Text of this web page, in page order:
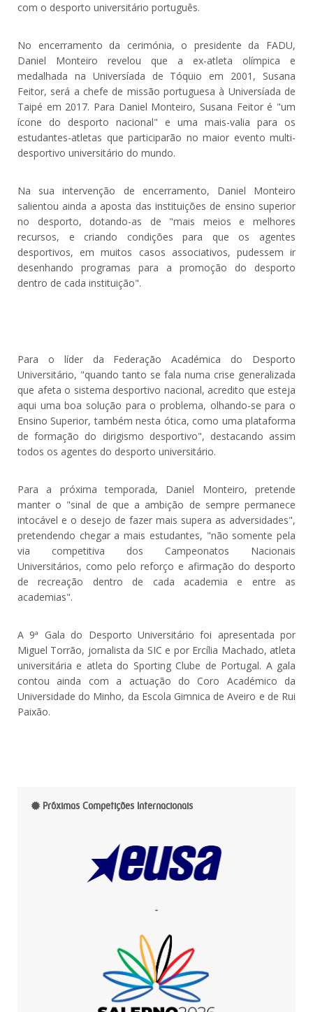
com o desporto universitário português.
No encerramento da cerimónia, o presidente da FADU,
Daniel Monteiro revelou que a ex-atleta olímpica e
medalhada na Universíada de Tóquio em 2001, Susana
Feitor, será a chefe de missão portuguesa à Universíada de
Taipé em 2017. Para Daniel Monteiro, Susana Feitor é "um
ícone do desporto nacional" e uma mais-valia para os
estudantes-atletas que participarão no maior evento multi-
desportivo universitário do mundo.
Na sua intervenção de encerramento, Daniel Monteiro
salientou ainda a aposta das instituições de ensino superior
no desporto, dotando-as de "mais meios e melhores
recursos, e criando condições para que os agentes
desportivos, em muitos casos associativos, pudessem ir
desenhando programas para a promoção do desporto
dentro de cada instituição".
Para o líder da Federação Académica do Desporto
Universitário, "quando tanto se fala numa crise generalizada
que afeta o sistema desportivo nacional, acredito que esteja
aqui uma boa solução para o problema, olhando-se para o
Ensino Superior, também nesta ótica, como uma plataforma
de formação do dirigismo desportivo", destacando assim
todos os agentes do desporto universitário.
Para a próxima temporada, Daniel Monteiro, pretende
manter o "sinal de que a ambição de sempre permanece
intocável e o desejo de fazer mais supera as adversidades",
pretendendo chegar a mais estudantes, "não somente pela
via competitiva dos Campeonatos Nacionais
Universitários, como pelo reforço e afirmação do desporto
de recreação dentro de cada academia e entre as
academias".
A 9ª Gala do Desporto Universitário foi apresentada por
Miguel Torrão, jornalista da SIC e por Ercília Machado, atleta
universitária e atleta do Sporting Clube de Portugal. A gala
contou ainda com a actuação do Coro Académico da
Universidade do Minho, da Escola Gimnica de Aveiro e de Rui
Paixão.
Próximas Competições Internacionais
-